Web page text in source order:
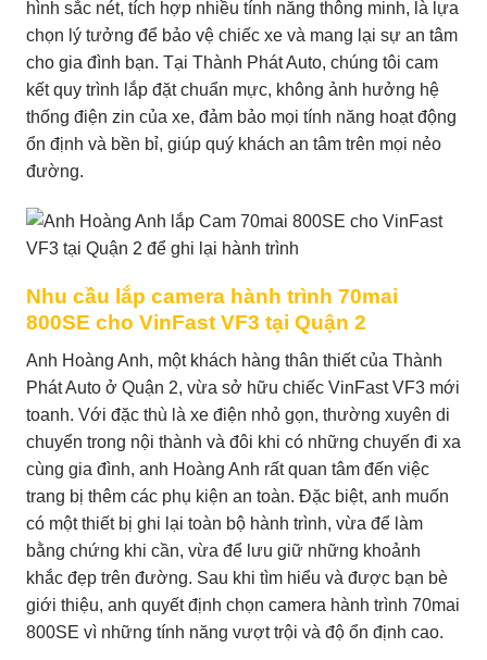
hình sắc nét, tích hợp nhiều tính năng thông minh, là lựa
chọn lý tưởng để bảo vệ chiếc xe và mang lại sự an tâm
cho gia đình bạn. Tại Thành Phát Auto, chúng tôi cam
kết quy trình lắp đặt chuẩn mực, không ảnh hưởng hệ
thống điện zin của xe, đảm bảo mọi tính năng hoạt động
ổn định và bền bỉ, giúp quý khách an tâm trên mọi nẻo
đường.
Nhu cầu lắp camera hành trình 70mai
800SE cho VinFast VF3 tại Quận 2
Anh Hoàng Anh, một khách hàng thân thiết của Thành
Phát Auto ở Quận 2, vừa sở hữu chiếc VinFast VF3 mới
toanh. Với đặc thù là xe điện nhỏ gọn, thường xuyên di
chuyển trong nội thành và đôi khi có những chuyến đi xa
cùng gia đình, anh Hoàng Anh rất quan tâm đến việc
trang bị thêm các phụ kiện an toàn. Đặc biệt, anh muốn
có một thiết bị ghi lại toàn bộ hành trình, vừa để làm
bằng chứng khi cần, vừa để lưu giữ những khoảnh
khắc đẹp trên đường. Sau khi tìm hiểu và được bạn bè
giới thiệu, anh quyết định chọn camera hành trình 70mai
800SE vì những tính năng vượt trội và độ ổn định cao.